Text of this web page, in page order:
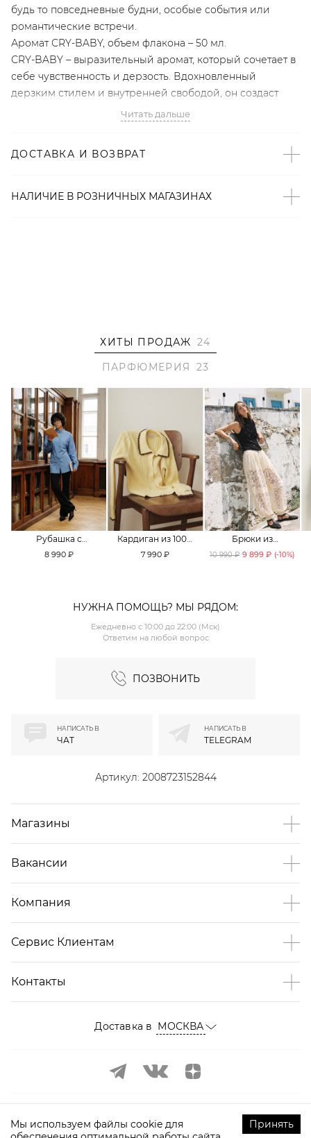
будь то повседневные будни, особые события или
романтические встречи.
Аромат СRY-BABY, объем флакона – 50 мл.
СRY-BABY – выразительный аромат, который сочетает в
себе чувственность и дерзость. Вдохновленный
дерзким стилем и внутренней свободой, он создаст
ощущение уверенности. Идеален для вечерних
2008723152844
– Базовые ноты – свежевыделанная кожа;
– Рекомендации: распылять на расстоянии 20 см;
– Не тестируется на животных;
– Не использовать в пищу, опасно для жизни.
Читать дальше
ДОСТАВКА И ВОЗВРАТ
НАЛИЧИЕ В РОЗНИЧНЫХ МАГАЗИНАХ
ХИТЫ ПРОДАЖ 24
ПАРФЮМЕРИЯ
23
Рубашка с
принтом «клетка»
8 990 ₽
Кардиган из 100%
хлопка TOPTOP
7 990 ₽
Брюки из
смесового хлопка
10 990 ₽ 9 899 ₽ (-10%)
НУЖНА ПОМОЩЬ? МЫ РЯДОМ:
ПОЗВОНИТЬ
Ежедневно с 10:00 до 22:00 (Мск)
Ответим на любой вопрос
Артикул: 2008723152844
НАПИСАТЬ В
ЧАТ
НАПИСАТЬ В
TELEGRAM
Магазины
Вакансии
Компания
Сервис Клиентам
Контакты
Доставка в МОСКВА
Мы используем файлы cookie для
Принять